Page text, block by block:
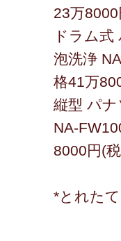
23万
ドラム
泡洗浄
格41万
縦型 パ
NA-
8000円(
*とれた